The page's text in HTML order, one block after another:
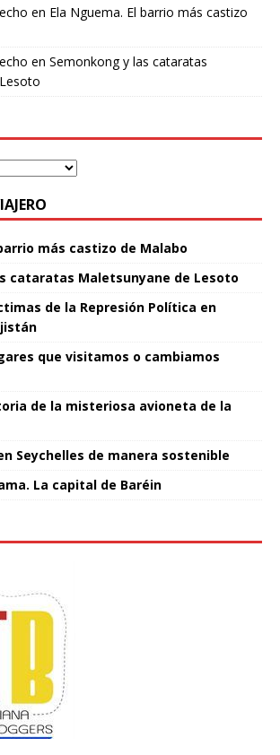
en Ela Nguema. El barrio más castizo
en Semonkong y las cataratas
más castizo de Malabo
cataratas Maletsunyane de Lesoto
de la Represión Política en
que visitamos o cambiamos
de la misteriosa avioneta de la
Seychelles de manera sostenible
La capital de Baréin